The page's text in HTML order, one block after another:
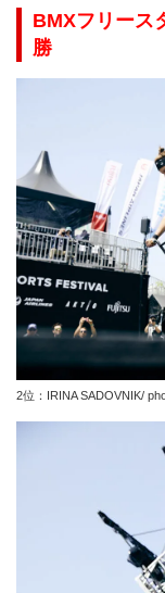
BMXフリース
勝
2位：IRINA SADOVNIK/